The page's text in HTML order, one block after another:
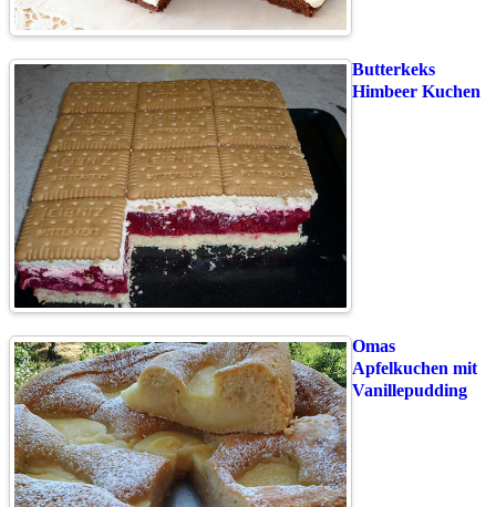
Butterkeks
Himbeer Kuchen
Omas
Apfelkuchen mit
Vanillepudding